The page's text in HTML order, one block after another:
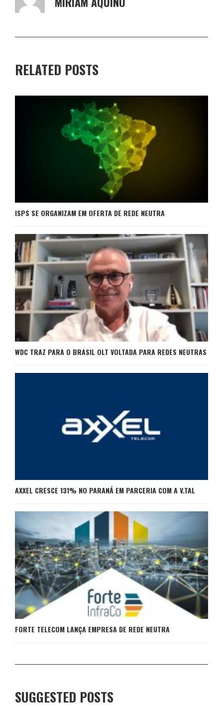
RELATED POSTS
ISPS SE ORGANIZAM EM OFERTA DE REDE NEUTRA
WDC TRAZ PARA O BRASIL OLT VOLTADA PARA REDES NEUTRAS
AXXEL CRESCE 131% NO PARANÁ EM PARCERIA COM A V.TAL
FORTE TELECOM LANÇA EMPRESA DE REDE NEUTRA
SUGGESTED POSTS